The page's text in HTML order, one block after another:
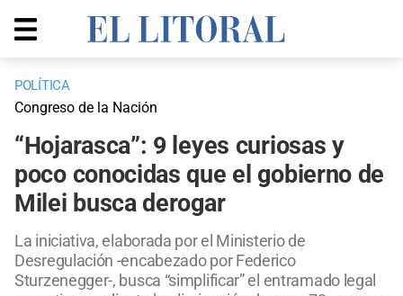
POLÍTICA
Congreso de la Nación
“Hojarasca”: 9 leyes curiosas y
poco conocidas que el gobierno de
Milei busca derogar
La iniciativa, elaborada por el Ministerio de
Desregulación -encabezado por Federico
Sturzenegger-, busca “simplificar” el entramado legal